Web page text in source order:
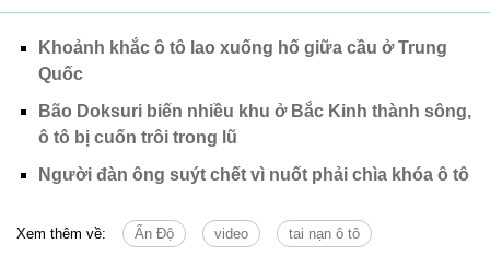
Khoảnh khắc ô tô lao xuống hố giữa cầu ở Trung
Quốc
Bão Doksuri biến nhiều khu ở Bắc Kinh thành sông,
ô tô bị cuốn trôi trong lũ
Người đàn ông suýt chết vì nuốt phải chìa khóa ô tô
Xem thêm về: Ấn Độ video tai nạn ô tô